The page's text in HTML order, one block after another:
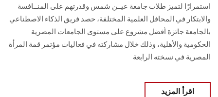
استمرارًا لتميز طلاب جامعة عيــن شمس وقدرتهم على المنــافسة
والابتكار في المحافل العلمية المختلفة، حصد فريق الذكاء الاصطناعي
بالجامعة جائزة أفضل مشروع على مستوى الجامعات المصرية
الحكومية والأهلية، وذلك خلال مشاركته في فعاليات مؤتمر قمة المرأة
المصرية في نسخته الرابعة
اقرأ المزيد